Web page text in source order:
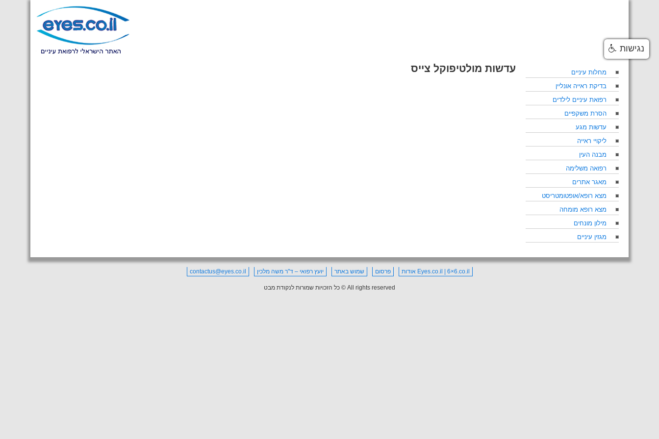
מחלות עיניים
בדיקת ראייה אונליין
רפואת עיניים לילדים
הסרת משקפיים
עדשות מגע
ליקויי ראייה
מבנה העין
רפואה משלימה
מאגר אתרים
מצא רופא/אופטומטריסט
מצא רופא מומחה
מילון מונחים
מגזין עיניים
עדשות מולטיפוקל צייס
Eyes.co.il | 6×6.co.il אודות פרסום שמוש באתר יועץ רפואי – ד"ר משה מלכין contactus@eyes.co.il
All rights reserved © כל הזכויות שמורות לנקודת מבט
נגישות